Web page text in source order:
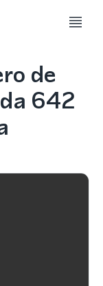
de
642